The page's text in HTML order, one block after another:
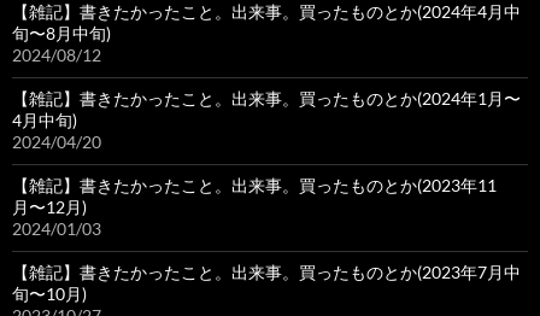
【雑記】書きたかったこと。出来事。買ったものとか(2024年4月中
旬〜8月中旬)
2024/08/12
【雑記】書きたかったこと。出来事。買ったものとか(2024年1月〜
4月中旬)
2024/04/20
【雑記】書きたかったこと。出来事。買ったものとか(2023年11
月〜12月)
2024/01/03
【雑記】書きたかったこと。出来事。買ったものとか(2023年7月中
旬〜10月)